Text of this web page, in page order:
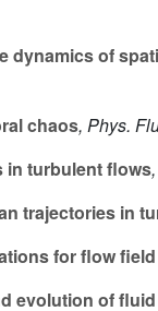
dynamics of
chaos, Phys.
in turbulent flows
trajectories in
for flow
evolution of